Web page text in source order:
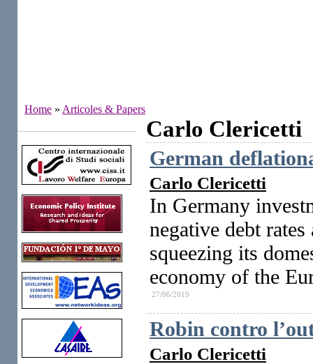
Home » Articoles & Papers
Carlo Clericetti
German
Carlo Clericetti
In Germany
negative debt
squeezing its
economy of the
27/06/2019
Robin contro
Carlo Clericetti